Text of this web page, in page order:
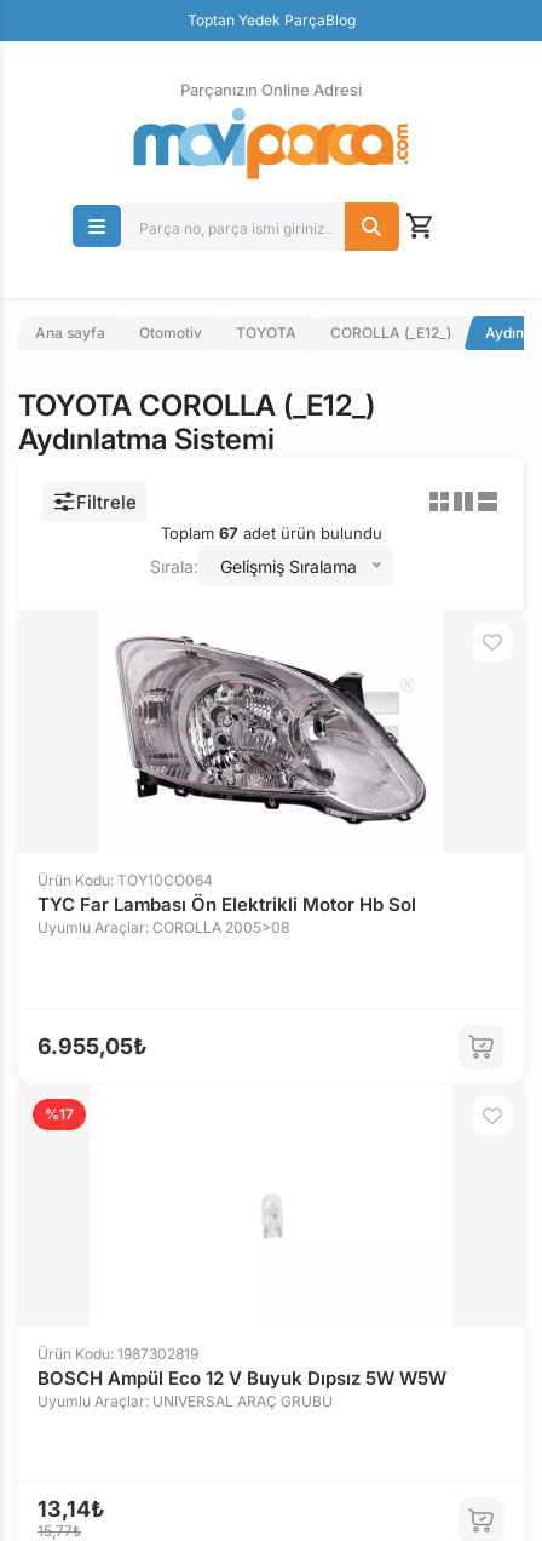
Toptan Yedek ParçaBlog
100% Orjinal Ürün
Güvenli Ödeme
Ücretsiz İade
Parçanızın Online Adresi
Ana sayfa Otomotiv TOYOTA COROLLA (_E12_)
TOYOTA COROLLA (_E12_)
Aydınlatma Sistemi
Filtrele
Toplam 67 adet ürün bulundu
Sırala: Gelişmiş Sıralama
Ürün Kodu: TOY10CO064
TYC Far Lambası Ön Elektrikli Motor Hb Sol
Uyumlu Araçlar: COROLLA 2005>08
6.955,05₺
%17
Ürün Kodu: 1987302819
BOSCH Ampül Eco 12 V Buyuk Dıpsız 5W W5W
Uyumlu Araçlar: UNIVERSAL ARAÇ GRUBU
13,14₺
15,77₺